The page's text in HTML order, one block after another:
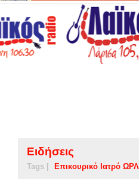
Ειδήσεις
Tags | Επικουρικό Ιατρό ΩΡΛ